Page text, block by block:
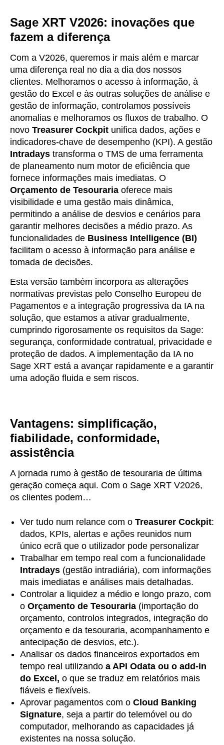
Sage XRT V2026: inovações que
fazem a diferença
Com a V2026, queremos ir mais além e marcar
uma diferença real no dia a dia dos nossos
clientes. Melhoramos o acesso à informação, à
gestão do Excel e às outras soluções de análise e
gestão de informação, controlamos possíveis
anomalias e melhoramos os fluxos de trabalho. O
novo Treasurer Cockpit unifica dados, ações e
indicadores-chave de desempenho (KPI). A gestão
Intradays transforma o TMS de uma ferramenta
de planeamento num motor de eficiência que
fornece informações mais imediatas. O
Orçamento de Tesouraria oferece mais
visibilidade e uma gestão mais dinâmica,
permitindo a análise de desvios e cenários para
garantir melhores decisões a médio prazo. As
funcionalidades de Business Intelligence (BI)
facilitam o acesso à informação para análise e
tomada de decisões.
Esta versão também incorpora as alterações
normativas previstas pelo Conselho Europeu de
Pagamentos e a integração progressiva da IA na
solução, que estamos a ativar gradualmente,
cumprindo rigorosamente os requisitos da Sage:
segurança, conformidade contratual, privacidade e
proteção de dados. A implementação da IA no
Sage XRT está a avançar rapidamente e a garantir
uma adoção fluida e sem riscos.
Vantagens: simplificação,
fiabilidade, conformidade,
assistência
A jornada rumo à gestão de tesouraria de última
geração começa aqui. Com o Sage XRT V2026,
os clientes podem…
Ver tudo num relance com o Treasurer Cockpit:
dados, KPIs, alertas e ações reunidos num
único ecrã que o utilizador pode personalizar
Trabalhar em tempo real com a funcionalidade
Intradays (gestão intradiária), com informações
mais imediatas e análises mais detalhadas.
Controlar a liquidez a médio e longo prazo, com
o Orçamento de Tesouraria (importação do
orçamento, controlos integrados, integração do
orçamento e da tesouraria, acompanhamento e
antecipação de desvios, etc.).
Analisar os dados financeiros exportados em
tempo real utilizando a API Odata ou o add-in
do Excel, o que se traduz em relatórios mais
fiáveis e flexíveis.
Aprovar pagamentos com o Cloud Banking
Signature, seja a partir do telemóvel ou do
computador, melhorando as capacidades já
existentes na nossa solução.